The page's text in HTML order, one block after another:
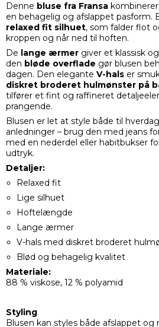
Denne bluse fra Fransa
en behagelig og afslappet pasform.
relaxed fit silhuet, som falder flot
kroppen og når ned til hoften.
De lange ærmer giver et klassisk
den bløde overflade gør blusen
dagen. Den elegante V-hals er
diskret broderet hulmønster på
tilfører et fint og raffineret
prangende.
Blusen er let at style både til
anledninger – brug den med jeans
med en nederdel eller habitbukser
udtryk.
Detaljer:
Relaxed fit
Lige silhuet
Hoftelængde
Lange ærmer
V-hals med diskret broderet
Blød og behagelig kvalitet
Materiale:
88 % viskose, 12 % polyamid
Styling
Blusen kan styles både afslappet